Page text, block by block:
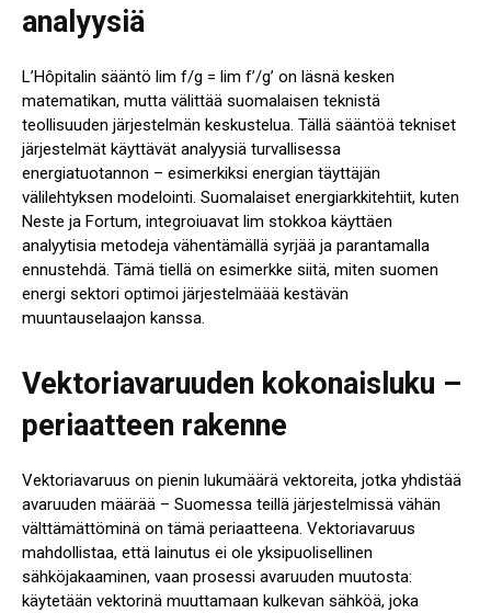
analyysiä
L’Hôpitalin sääntö lim f/g = lim f’/g’ on läsnä kesken
matematikan, mutta välittää suomalaisen teknistä
teollisuuden järjestelmän keskustelua. Tällä sääntöä tekniset
järjestelmät käyttävät analyysiä turvallisessa
energiatuotannon – esimerkiksi energian täyttäjän
välilehtyksen modelointi. Suomalaiset energiarkkitehtiit, kuten
Neste ja Fortum, integroiuavat lim stokkoa käyttäen
analyytisia metodeja vähentämällä syrjää ja parantamalla
ennustehdä. Tämä tiellä on esimerkke siitä, miten suomen
energi sektori optimoi järjestelmäää kestävän
muuntauselaajon kanssa.
Vektoriavaruuden kokonaisluku –
periaatteen rakenne
Vektoriavaruus on pienin lukumäärä vektoreita, jotka yhdistää
avaruuden määrää – Suomessa teillä järjestelmissä vähän
välttämättöminä on tämä periaatteena. Vektoriavaruus
mahdollistaa, että lainutus ei ole yksipuolisellinen
sähköjakaaminen, vaan prosessi avaruuden muutosta:
käytetään vektorinä muuttamaan kulkevan sähköä, joka